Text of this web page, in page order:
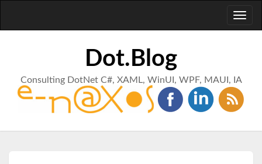
Dot.Blog
Consulting DotNet C#, XAML, WinUI, WPF, MAUI, IA